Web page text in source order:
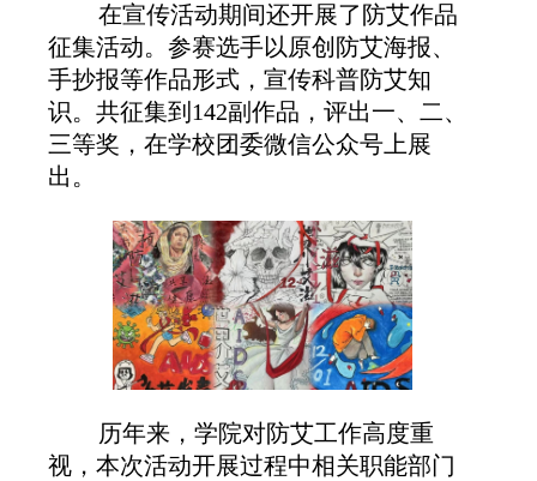
在宣传活动期间还开展了 防艾作品
征集活动。参赛选手以原创防艾海报、
手抄报等作品形式，宣传科普防艾知
识。 共征集到 142副作品，评出一、二、
三等奖，在学校团委微信公众号上展
出。
历年来，学院对防艾工作高度重
视，本次活动开展过程中相关职能部门